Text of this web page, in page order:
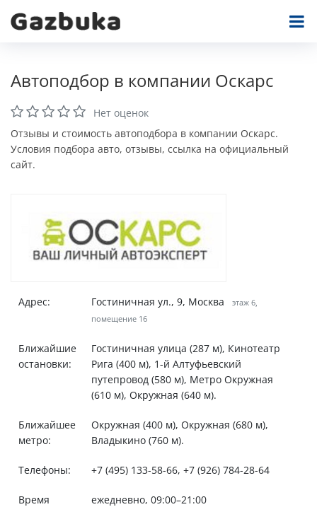
Автоподбор в компании Оскарс
Нет оценок
Отзывы и стоимость автоподбора в компании Оскарс.
Условия подбора авто, отзывы, ссылка на официальный
сайт.
Адрес: Гостиничная ул., 9, Москва
этаж 6,
помещение 16
Ближайшие
остановки:
Гостиничная улица (287 м), Кинотеатр
Рига (400 м), 1-й Алтуфьевский
путепровод (580 м), Метро Окружная
(610 м), Окружная (640 м).
Ближайшее
метро:
Окружная (400 м), Окружная (680 м),
Владыкино (760 м).
Телефоны: +7 (495) 133-58-66, +7 (926) 784-28-64
Время
ежедневно, 09:00–21:00